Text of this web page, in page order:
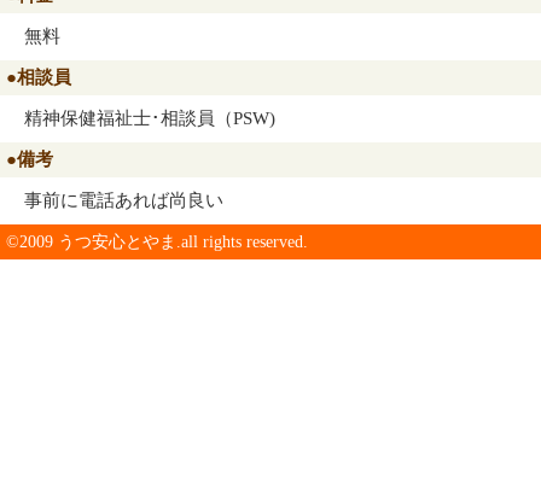
無料
●相談員
精神保健福祉士･相談員（PSW)
●備考
事前に電話あれば尚良い
©2009 うつ安心とやま.all rights reserved.